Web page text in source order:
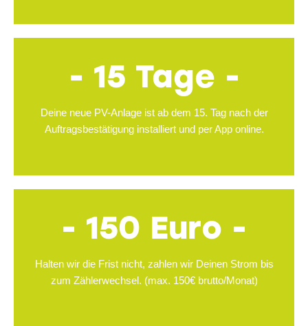
- 15 Tage -
Deine neue PV-Anlage ist ab dem 15. Tag nach der
Auftragsbestätigung installiert und per App online.
- 150 Euro -
Halten wir die Frist nicht, zahlen wir Deinen Strom bis
zum Zählerwechsel. (max. 150€ brutto/Monat)